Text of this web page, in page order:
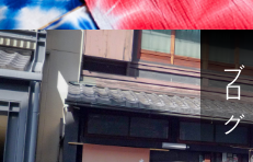
ブログ